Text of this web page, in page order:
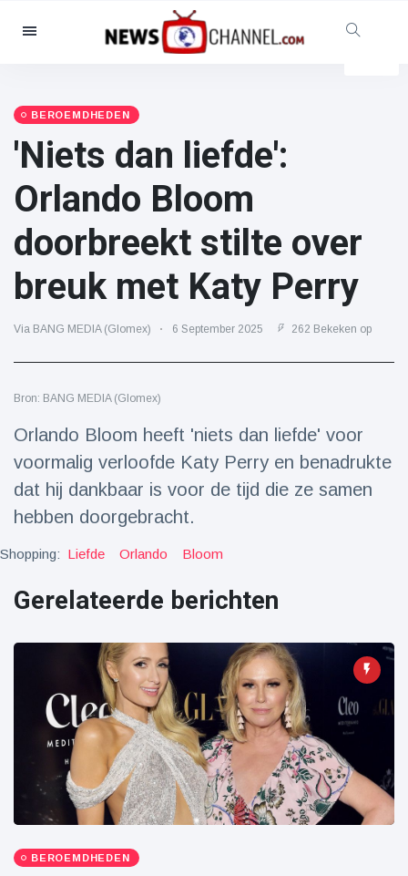
Categorieën
Maatschappelijk & Leuk
Bioscoop & TV
(81)
Beroemdheden
(13938)
Mode & Schoonheid
(122)
Eten & drinken
(79)
Gaming
(160)
Laatste nieuws
zeedier
beelden:
acrobaat toont
spectaculaire
stunts
17 July
32 Bekeken
op
Een van de
grootste
radiotelescopen
ter wereld stort
in
9 May
16036 Bekeken
op
BEROEMDHEDEN
'Niets dan liefde':
Orlando Bloom
doorbreekt stilte over
breuk met Katy Perry
Via BANG MEDIA (Glomex) 6 September 2025 262 Bekeken op
Bron: BANG MEDIA (Glomex)
Orlando Bloom heeft 'niets dan liefde' voor
voormalig verloofde Katy Perry en benadrukte
dat hij dankbaar is voor de tijd die ze samen
hebben doorgebracht.
Shopping: Liefde Orlando Bloom
Gerelateerde berichten
BEROEMDHEDEN